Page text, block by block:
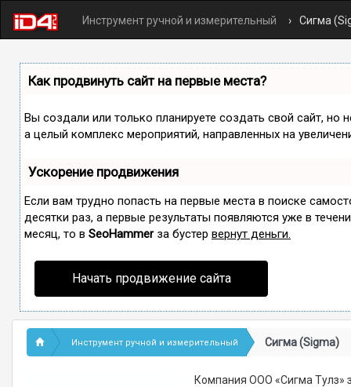
Инструмент ручной и измерительный Сигма
Как продвинуть сайт на первые места?
Вы создали или только планируете создать свой сайт, но
а целый комплекс мероприятий, направленных на
Ускорение продвижения
Если вам трудно попасть на первые места в поиске
десятки раз, а первые результаты появляются уже в
месяц, то в SeoHammerза бустер вернут деньги.
Начать продвижение сайта
Инструмент ручной и измерительный Сигма (Sigma)
Компания ООО «Сигма Тулз»